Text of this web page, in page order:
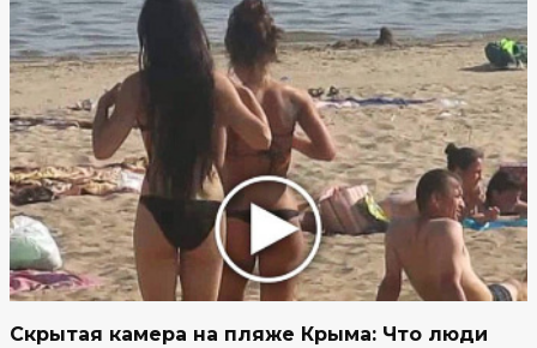
Скрытая камера на пляже Крыма: Что люди